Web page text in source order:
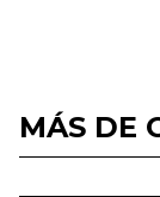
MÁS DE